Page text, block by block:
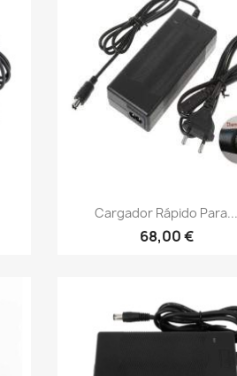
Vista rápida
Cargador Rápido Para...
68,00 €